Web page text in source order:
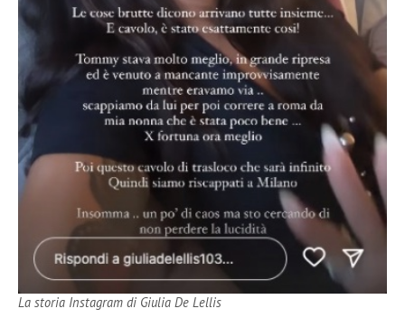
La storia Instagram di Giulia De Lellis